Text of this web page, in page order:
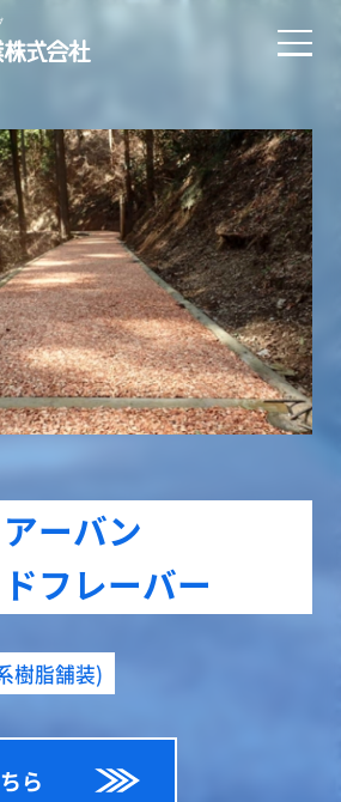
アーバン
フレーバー
樹脂舗装)
ら